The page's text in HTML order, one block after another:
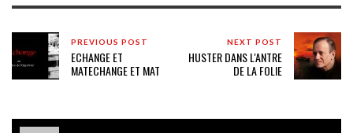
PREVIOUS POST
ECHANGE ET
MATECHANGE ET MAT
NEXT POST
HUSTER DANS L'ANTRE
DE LA FOLIE